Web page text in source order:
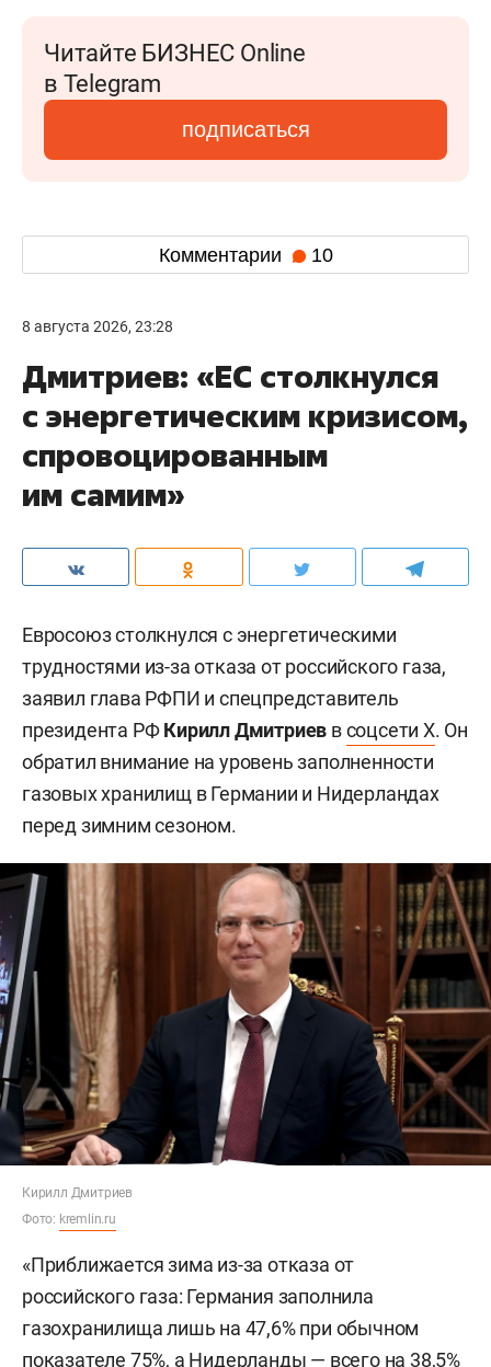
Читайте БИЗНЕС Online
в Telegram
подписаться
Комментарии 10
8 августа 2026, 23:28
Дмитриев: «ЕС столкнулся
с энергетическим кризисом,
спровоцированным
им самим»
Евросоюз столкнулся с энергетическими
трудностями из-за отказа от российского газа,
заявил глава РФПИ и спецпредставитель
президента РФКирилл Дмитриев всоцсети X. Он
обратил внимание на уровень заполненности
газовых хранилищ в Германии и Нидерландах
перед зимним сезоном.
Кирилл Дмитриев
Фото: kremlin.ru
«Приближается зима из-за отказа от
российского газа: Германия заполнила
газохранилища лишь на 47,6% при обычном
показателе 75%, а Нидерланды — всего на 38,5%